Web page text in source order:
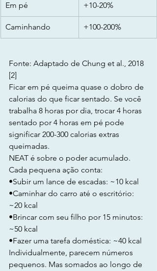
Em pé +10-20%
Caminhando +100-200%
Fonte: Adaptado de Chung et al., 2018
[2]
Ficar em pé queima quase o dobro de
calorias do que ficar sentado. Se você
trabalha 8 horas por dia, trocar 4 horas
sentado por 4 horas em pé pode
significar 200-300 calorias extras
queimadas.
NEAT é sobre o poder acumulado.
Cada pequena ação conta:
•Subir um lance de escadas: ~10 kcal
•Caminhar do carro até o escritório:
~20 kcal
•Brincar com seu filho por 15 minutos:
~50 kcal
•Fazer uma tarefa doméstica: ~40 kcal
Individualmente, parecem números
pequenos. Mas somados ao longo de